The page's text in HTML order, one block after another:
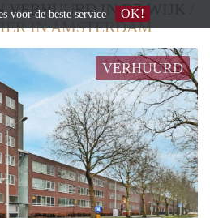
VERHUURD IN DE WIJK /
IN AMSTERDAM
VERHUURD
voor de beste service OK!